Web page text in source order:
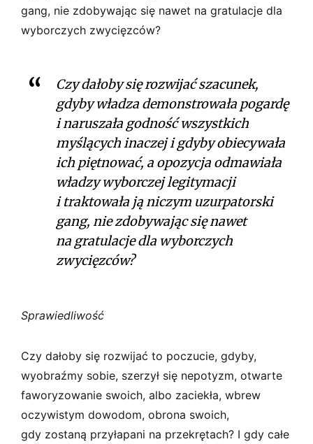
gang, nie zdobywając się nawet na gratulacje dla
wyborczych zwycięzców?
Czy dałoby się rozwijać szacunek,
gdyby władza demonstrowała pogardę
i naruszała godność wszystkich
myślących inaczej i gdyby obiecywała
ich piętnować, a opozycja odmawiała
władzy wyborczej legitymacji
i traktowała ją niczym uzurpatorski
gang, nie zdobywając się nawet
na gratulacje dla wyborczych
zwycięzców?
Sprawiedliwość
Czy dałoby się rozwijać to poczucie, gdyby,
wyobraźmy sobie, szerzył się nepotyzm, otwarte
faworyzowanie swoich, albo zaciekła, wbrew
oczywistym dowodom, obrona swoich,
gdy zostaną przyłapani na przekrętach? I gdy całe